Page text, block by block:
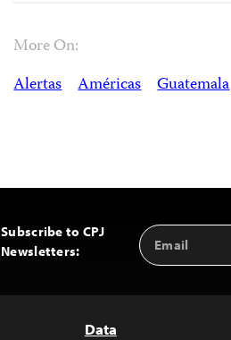
More On:
Alertas Américas Guatemala
Subscribe to CPJ
Newsletters:
Email
Address
Data